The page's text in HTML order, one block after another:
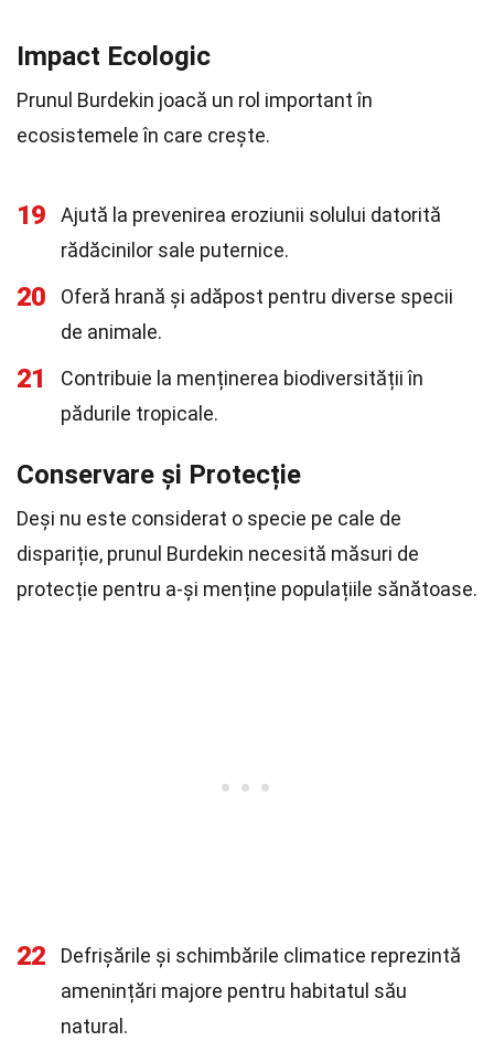
Impact Ecologic
Prunul Burdekin joacă un rol important în
ecosistemele în care crește.
19
Ajută la prevenirea eroziunii solului datorită
rădăcinilor sale puternice.
20
Oferă hrană și adăpost pentru diverse specii
de animale.
21
Contribuie la menținerea biodiversității în
pădurile tropicale.
Conservare și Protecție
Deși nu este considerat o specie pe cale de
dispariție, prunul Burdekin necesită măsuri de
protecție pentru a-și menține populațiile sănătoase.
22
Defrișările și schimbările climatice reprezintă
amenințări majore pentru habitatul său
natural.